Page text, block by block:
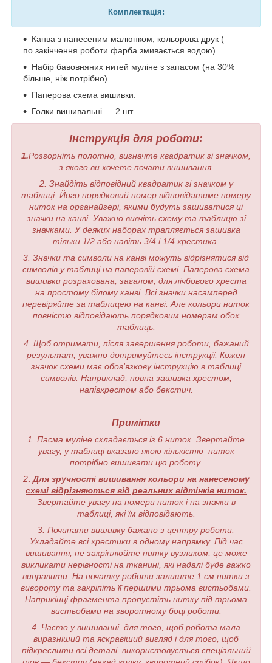
Комплектація:
Канва з нанесеним малюнком, кольорова друк (
по закінчення роботи фарба змивається водою).
Набір бавовняних нитей муліне з запасом (на 30%
більше, ніж потрібно).
Паперова схема вишивки.
Голки вишивальні — 2 шт.
Інструкція для роботи:
1.Розгорніть полотно, визначте квадратик зі значком,
з якого ви хочете почати вишивання.
2. Знайдіть відповідний квадратик зі значком у
таблиці. Його порядковий номер відповідатиме номеру
ниток на органайзері, якими будуть зашиватися ці
значки на канві. Уважно вивчіть схему та таблицю зі
значками. У деяких наборах трапляється зашивка
тільки 1/2 або навіть 3/4 і 1/4 хрестика.
3. Значки та символи на канві можуть відрізнятися від
символів у таблиці на паперовій схемі. Паперова схема
вишивки розрахована, загалом, для лічбового хреста
на простому білому канві. Всі значки насамперед
перевіряйте за таблицею на канві. Але кольори ниток
повністю відповідають порядковим номерам обох
таблиць.
4. Щоб отримати, після завершення роботи, бажаний
результат, уважно дотримуйтесь інструкції. Кожен
значок схеми має обов'язкову інструкцію в таблиці
символів. Наприклад, повна зашивка хрестом,
напівхрестом або бекстич.
Примітки
1. Пасма муліне складається із 6 ниток. Звертайте
увагу, у таблиці вказано якою кількістю ниток
потрібно вишивати цю роботу.
2. Для зручності вишивання кольори на нанесеному
схемі відрізняються від реальних відтінків ниток.
Звертайте увагу на номери ниток і на значки в
таблиці, які їм відповідають.
3. Починати вишивку бажано з центру роботи.
Укладайте всі хрестики в одному напрямку. Під час
вишивання, не закріплюйте нитку вузликом, це може
викликати нерівності на тканині, які надалі буде важко
виправити. На початку роботи залиште 1 см нитки з
вивороту та закріпіть її першими трьома вистьобами.
Наприкінці фрагмента пропустіть нитку під трьома
вистьобами на зворотному боці роботи.
4. Часто у вишиванні, для того, щоб робота мала
виразніший та яскравіший вигляд і для того, щоб
підкреслити всі деталі, використовується спеціальний